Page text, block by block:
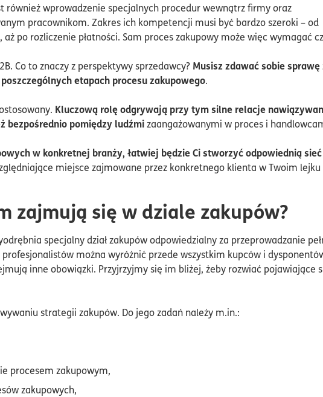
również wprowadzenie specjalnych procedur wewnątrz firmy oraz
pracownikom. Zakres ich kompetencji musi być bardzo szeroki – od
po rozliczenie płatności. Sam proces zakupowy może więc wymagać
Co to znaczy z perspektywy sprzedawcy? Musisz zdawać sobie sprawę
etapach procesu zakupowego.
Kluczową rolę odgrywają przy tym silne relacje
bezpośrednio pomiędzy ludźmizaangażowanymi w proces i
w konkretnej branży, łatwiej będzie Ci stworzyć odpowiednią sieć
miejsce zajmowane przez konkretnego klienta w Twoim lejku
zajmują się w dziale zakupów?
specjalny dział zakupów odpowiedzialny za przeprowadzanie
można wyróżnić przede wszystkim kupców i
inne obowiązki. Przyjrzyjmy się im bliżej, żeby rozwiać pojawiające
strategii zakupów. Do jego zadań należy m.in.:
procesem zakupowym,
zakupowych,